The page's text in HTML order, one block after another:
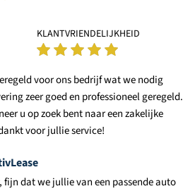
KLANTVRIENDELIJKHEID
voor ons bedrijf wat we nodig
zeer goed en professioneel geregeld.
u op zoek bent naar een zakelijke
voor jullie service!
fijn dat we jullie van een passende auto